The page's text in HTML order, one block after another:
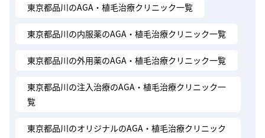
東京都品川のAGA・植毛治療クリニック一覧
東京都品川の内服薬のAGA・植毛治療クリニック一覧
東京都品川の外用薬のAGA・植毛治療クリニック一覧
東京都品川の注入治療のAGA・植毛治療クリニック一
覧
東京都品川のオリジナルのAGA・植毛治療クリニック